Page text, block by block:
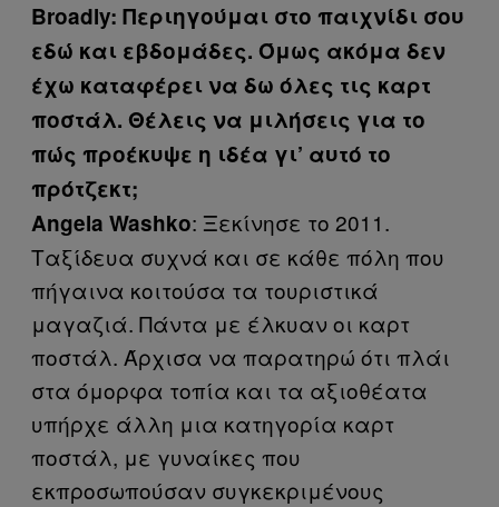
Broadly: Περιηγούμαι στο παιχνίδι σου
εδώ και εβδομάδες. Όμως ακόμα δεν
έχω καταφέρει να δω όλες τις καρτ
ποστάλ. Θέλεις να μιλήσεις για το
πώς προέκυψε η ιδέα γι’ αυτό το
πρότζεκτ;
Angela Washko: Ξεκίνησε το 2011.
Ταξίδευα συχνά και σε κάθε πόλη που
πήγαινα κοιτούσα τα τουριστικά
μαγαζιά. Πάντα με έλκυαν οι καρτ
ποστάλ. Άρχισα να παρατηρώ ότι πλάι
στα όμορφα τοπία και τα αξιοθέατα
υπήρχε άλλη μια κατηγορία καρτ
ποστάλ, με γυναίκες που
εκπροσωπούσαν συγκεκριμένους